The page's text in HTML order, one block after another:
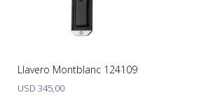
Llavero Montblanc 124109
USD 345,00